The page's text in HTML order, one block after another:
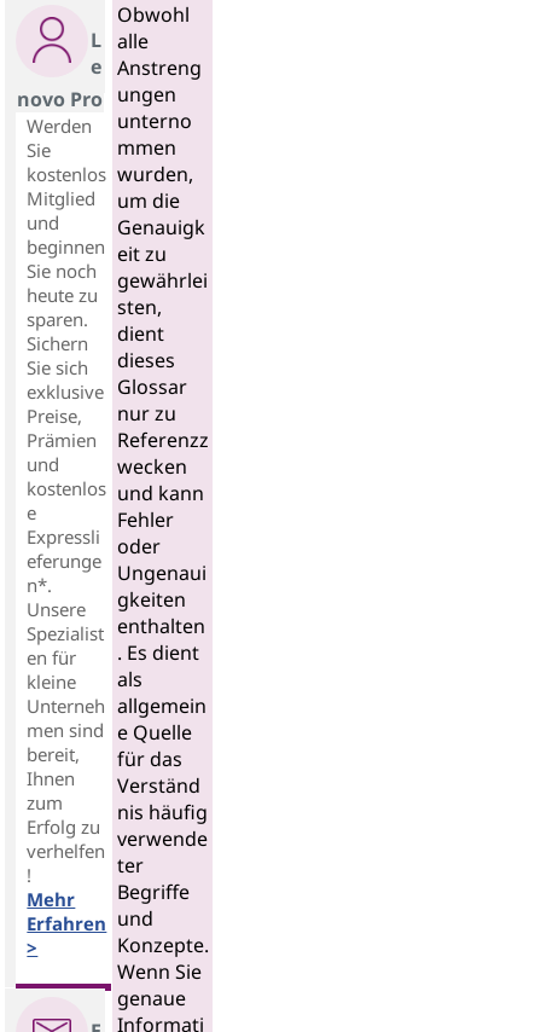
L
e
novo Pro
Werden
Sie
kostenlos
Mitglied
und
beginnen
Sie noch
heute zu
sparen.
Sichern
Sie sich
exklusive
Preise,
Prämien
und
kostenlos
e
Expressli
eferunge
n*.
Unsere
Spezialist
en für
kleine
Unterneh
men sind
bereit,
Ihnen
zum
Erfolg zu
verhelfen
!
Mehr
Erfahren
>
Obwohl
alle
Anstreng
ungen
unterno
mmen
wurden,
um die
Genauigk
eit zu
gewährlei
sten,
dient
dieses
Glossar
nur zu
Referenzz
wecken
und kann
Fehler
oder
Ungenaui
gkeiten
enthalten
. Es dient
als
allgemein
e Quelle
für das
Verständ
nis häufig
verwende
ter
Begriffe
und
Konzepte.
Wenn Sie
genaue
Informati